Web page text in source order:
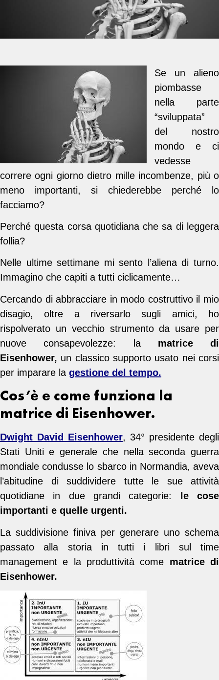
Se un alieno
piombasse
nella parte
“sviluppata”
del nostro
mondo e ci
vedesse
correre ogni giorno dietro mille incombenze, più o
meno importanti, si chiederebbe perché lo
facciamo?
Perché questa corsa quotidiana che sa di leggera
follia?
Nelle ultime settimane mi sento l’aliena di turno.
Immagino che capiti a tutti ciclicamente…
Cercando di abbracciare in modo costruttivo il mio
disagio, oltre a riversarlo sugli amici, ho
rispolverato un vecchio strumento da usare per
nuove consapevolezze: la matrice di
Eisenhower, un classico supporto usato nei corsi
per imparare la gestione del tempo.
Cos’è e come funziona la
matrice di Eisenhower.
Dwight David Eisenhower, 34° presidente degli
Stati Uniti e generale che nella seconda guerra
mondiale condusse lo sbarco in Normandia, aveva
l’abitudine di suddividere tutte le sue attività
quotidiane in due grandi categorie:
le cose
importanti e quelle urgenti.
La suddivisione finiva per generare uno schema
passato alla storia in tutti i libri sul time
management e la produttività come matrice di
Eisenhower.